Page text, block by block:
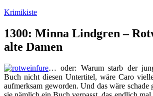
Zum
springen
Krimikiste
1300: Minna Lindgren –
alte Damen
… oder: Warum starb der
Buch nicht diesen Untertitel, wäre Caro
aufmerksam geworden. Und das wäre schade